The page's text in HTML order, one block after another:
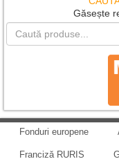
Găsește
Fonduri europene
Franciză RURIS